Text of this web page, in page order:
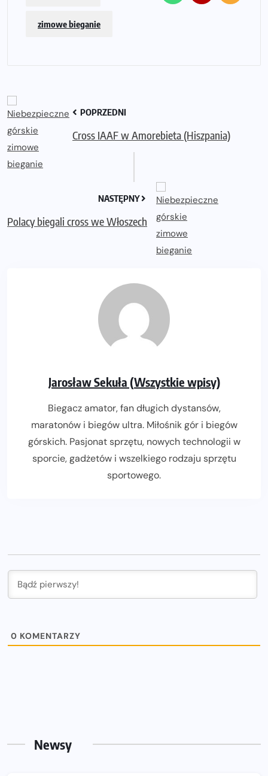
zimowe bieganie
POPRZEDNI
Cross IAAF w Amorebieta (Hiszpania)
NASTĘPNY
Polacy biegali cross we Włoszech
Jarosław Sekuła (Wszystkie wpisy)
Biegacz amator, fan długich dystansów,
maratonów i biegów ultra. Miłośnik gór i biegów
górskich. Pasjonat sprzętu, nowych technologii w
sporcie, gadżetów i wszelkiego rodzaju sprzętu
sportowego.
0 KOMENTARZY
Newsy